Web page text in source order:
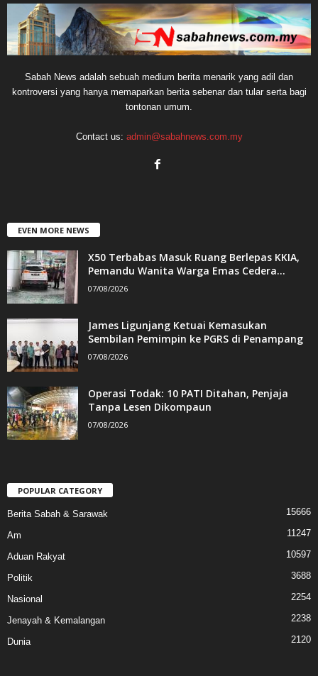
Sabah News adalah sebuah medium berita menarik yang adil dan
kontroversi yang hanya memaparkan berita sebenar dan tular serta bagi
tontonan umum.
Contact us: admin@sabahnews.com.my
EVEN MORE NEWS
X50 Terbabas Masuk Ruang Berlepas KKIA,
Pemandu Wanita Warga Emas Cedera...
07/08/2026
James Ligunjang Ketuai Kemasukan
Sembilan Pemimpin ke PGRS di Penampang
07/08/2026
Operasi Todak: 10 PATI Ditahan, Penjaja
Tanpa Lesen Dikompaun
07/08/2026
POPULAR CATEGORY
Berita Sabah & Sarawak 15666
Am 11247
Aduan Rakyat 10597
Politik 3688
Nasional 2254
Jenayah & Kemalangan 2238
Dunia 2120